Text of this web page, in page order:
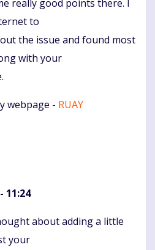
really good points there. I
to
the issue and found most
with your
webpage - RUAY
11:24
about adding a little
your